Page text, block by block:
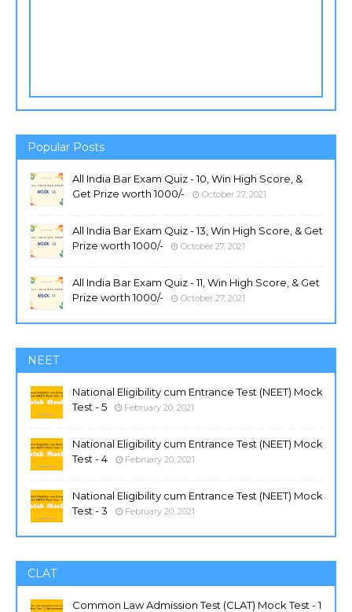
Popular Posts
All India Bar Exam Quiz - 10, Win High Score, &
Get Prize worth 1000/-
October 27, 2021
All India Bar Exam Quiz - 13, Win High Score, & Get
Prize worth 1000/-
October 27, 2021
All India Bar Exam Quiz - 11, Win High Score, & Get
Prize worth 1000/-
October 27, 2021
NEET
National Eligibility cum Entrance Test (NEET) Mock
Test - 5
February 20, 2021
National Eligibility cum Entrance Test (NEET) Mock
Test - 4
February 20, 2021
National Eligibility cum Entrance Test (NEET) Mock
Test - 3
February 20, 2021
CLAT
Common Law Admission Test (CLAT) Mock Test - 1